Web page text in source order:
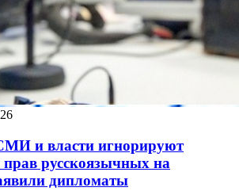
и власти игнорируют
русскоязычных на
дипломаты